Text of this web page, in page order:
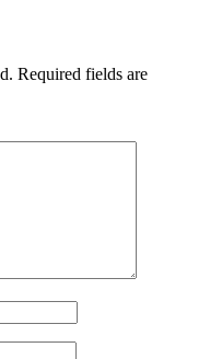
Required fields are